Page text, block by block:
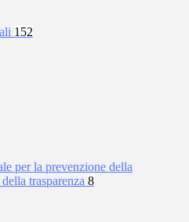
152
per la prevenzione della
trasparenza 8